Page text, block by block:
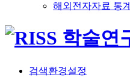
해외전자자료 통계
검색환경설정